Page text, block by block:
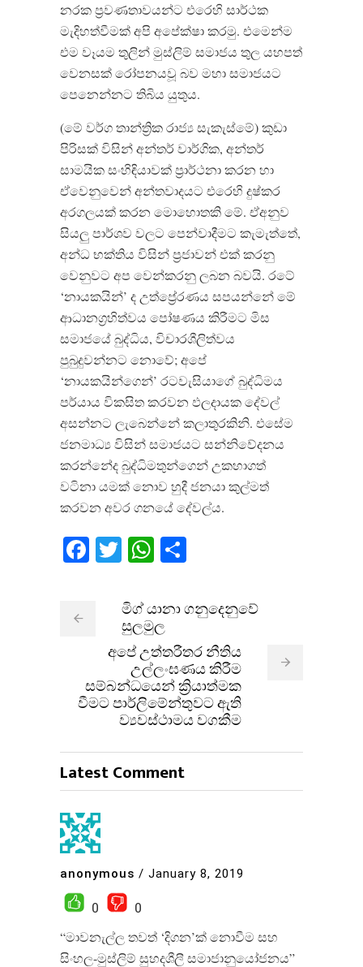
නරක ප්‍රවණතාවයන්ට එරෙහි සාර්ථක
මැදිහත්වීමක් අපි අපේක්ෂා කරමු. එමෙන්ම
එම වෑයම තුලින් මුස්ලිම් සමාජය තුල යහපත්
වෙනසක් රෝපනයවූ බව මහා සමාජයට
පෙනෙන්නට තිබිය යුතුය.
(මේ වර්ග තාන්ත්‍රික රාජ්‍ය සැකැස්මේ) කුඩා
පිරිසක් විසින් අන්තර් වාර්ගික, අන්තර්
සාමයික සංහිඳියාවක් ප්‍රාර්ථනා කරන හා
ඒවෙනුවෙන් අන්තවාදයට එරෙහි දුෂ්කර
අරගලයක් කරන මොහොතකි මේ. ඒඅනුව
සියලු පාර්ශව වලට පෙන්වාදීමට කැමැත්තේ,
අන්ධ භක්තිය විසින් ප්‍රජාවන් එක් කරනු
වෙනුවට අප වෙන්කරනු ලබන බවයි. රටේ
‘නායකයින්’ ද උත්ප්‍රේරණය සපයන්නේ මේ
ආධානග්‍රහිත්වය පෝෂණය කිරීමට මිස
සමාජයේ බුද්ධිය, විචාරශීලිත්වය
පුබුදුවන්නට නොවේ; අපේ
‘නායකයින්ගෙන්’ රටවැසියාගේ බුද්ධිමය
පර්යාය විකසිත කරවන ඵලදායක දේවල්
අසන්නට ලැබෙන්නේ කලාතුරකිනි. එසේම
ජනමාධ්‍ය විසින් සමාජයට සන්නිවේදනය
කරන්නේද බුද්ධිමතුන්ගෙන් උකහාගත්
වටිනා යමක් නොව හුදී ජනයා කුල්මත්
කරවන අවර ගනයේ දේවල්ය.
Facebook
TwitterWhatsApp
මිග් යානා ගනුදෙනුවේ
සුලමුල
අපේ උත්තරීතර නීතිය
උල්ලංඝණය කිරීම
සම්බන්ධයෙන් ක්‍රියාත්මක​
වීමට පාර්ලිමේන්තුවට ඇති
ව්‍යවස්ථාමය වගකීම
Latest Comment
anonymous / January 8, 2019
0
0
“මාවනැල්ල තවත් ‘දිගන’ක් නොවීම සහ
සිංහල​-මුස්ලිම් සුහදශීලී සමාජානුයෝජනය​”